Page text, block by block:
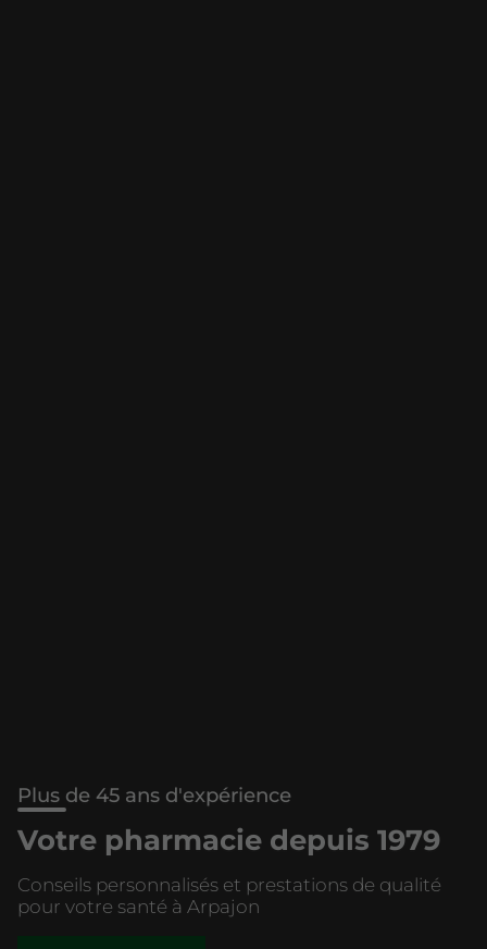
Plus de 45 ans d'expérience
Votre pharmacie depuis 1979
Conseils personnalisés et prestations de qualité
pour votre santé à Arpajon